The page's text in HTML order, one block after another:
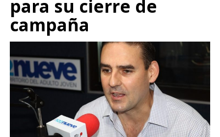
para su cierre de
campaña